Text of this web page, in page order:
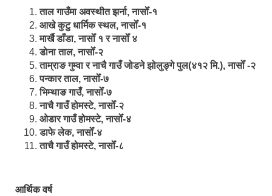
ताल गाउँमा अवस्थीत झर्ना, नासोँ-१
आखे कुटु धार्मिक स्थल, नासोँ-१
मार्खै डाँडा, नासोँ १ र नासोँ ४
डाेना ताल, नासोँ-२
ताम्राङ गुम्वा र नाचै गाउँ जोडने झोलुङ्गे पुल(४१२ मि.), नासोँ -२
पन्कार ताल, नासोँ-७
भिम्थाङ गाउँ, नासोँ-७
नाचै गाउँ होमस्टे, नासोँ-२
ओ‍‍‌डार गाउँ होमस्टे, नासोँ-४
डाफे लेक, नासोँ-४
ताचै गाउँ होमस्टे, नासोँ-८
आर्थिक वर्ष